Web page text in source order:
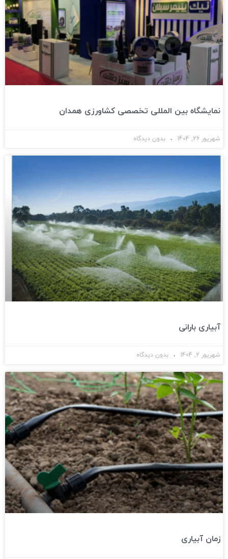
نمایشگاه بین المللی تخصصی کشاورزی همدان
شهریور 26, 1404 بدون دیدگاه
آبیاری بارانی
شهریور 2, 1404 بدون دیدگاه
زمان آبیاری